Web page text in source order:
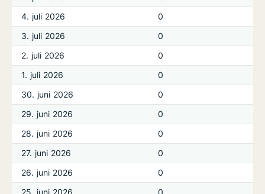
4. juli 2026
0
3. juli 2026
0
2. juli 2026
0
1. juli 2026
0
30. juni 2026
0
29. juni 2026
0
28. juni 2026
0
27. juni 2026
0
26. juni 2026
0
25. juni 2026
0